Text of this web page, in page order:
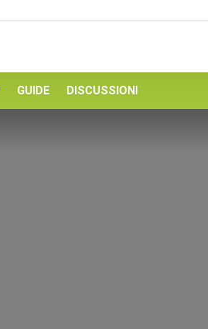
GUIDE DISCUSSIONI